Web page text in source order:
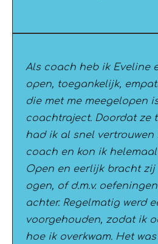
Als coach heb ik Eveline
open, toegankelijk,
die met me meegelopen
coachtraject. Doordat ze
had ik al snel
coach en kon ik
Open en eerlijk bracht zij
ogen, of d.m.v.
achter. Regelmatig werd
voorgehouden, zodat ik
hoe ik overkwam. Het